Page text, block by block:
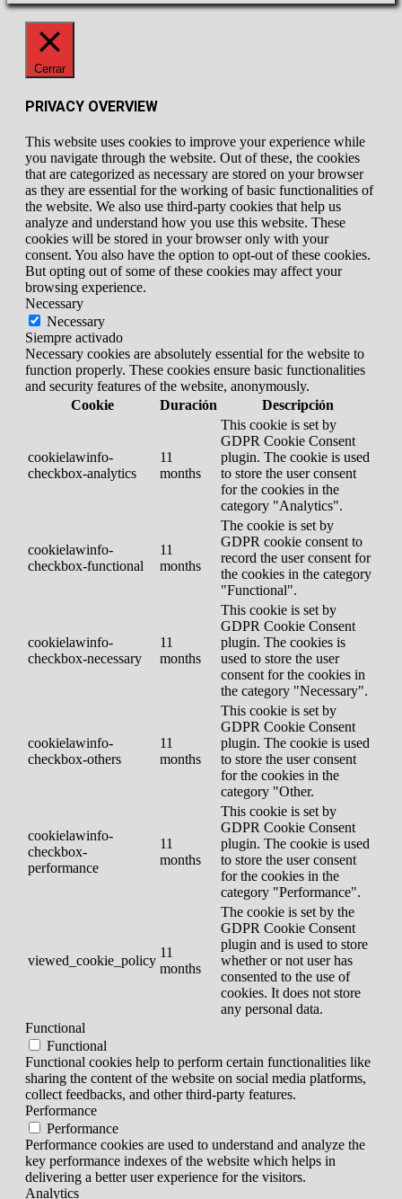
Cerrar
PRIVACY OVERVIEW
This website uses cookies to improve your experience while
you navigate through the website. Out of these, the cookies
that are categorized as necessary are stored on your browser
as they are essential for the working of basic functionalities of
the website. We also use third-party cookies that help us
analyze and understand how you use this website. These
cookies will be stored in your browser only with your
consent. You also have the option to opt-out of these cookies.
But opting out of some of these cookies may affect your
browsing experience.
Necessary
Necessary
Siempre activado
Necessary cookies are absolutely essential for the website to
function properly. These cookies ensure basic functionalities
and security features of the website, anonymously.
Cookie
Duración Descripción
cookielawinfo-
checkbox-analytics
11
months
This cookie is set by
GDPR Cookie Consent
plugin. The cookie is used
to store the user consent
for the cookies in the
category "Analytics".
cookielawinfo-
checkbox-functional
11
months
The cookie is set by
GDPR cookie consent to
record the user consent for
the cookies in the category
"Functional".
cookielawinfo-
checkbox-necessary
11
months
This cookie is set by
GDPR Cookie Consent
plugin. The cookies is
used to store the user
consent for the cookies in
the category "Necessary".
cookielawinfo-
checkbox-others
11
months
This cookie is set by
GDPR Cookie Consent
plugin. The cookie is used
to store the user consent
for the cookies in the
category "Other.
cookielawinfo-
checkbox-
performance
11
months
This cookie is set by
GDPR Cookie Consent
plugin. The cookie is used
to store the user consent
for the cookies in the
category "Performance".
viewed_cookie_policy
11
months
The cookie is set by the
GDPR Cookie Consent
plugin and is used to store
whether or not user has
consented to the use of
cookies. It does not store
any personal data.
Functional
Functional
Functional cookies help to perform certain functionalities like
sharing the content of the website on social media platforms,
collect feedbacks, and other third-party features.
Performance
Performance
Performance cookies are used to understand and analyze the
key performance indexes of the website which helps in
delivering a better user experience for the visitors.
Analytics